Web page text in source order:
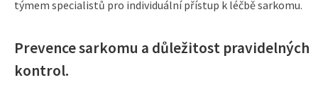
týmem specialistů pro individuální přístup k léčbě sarkomu.
Prevence sarkomu a důležitost pravidelných
kontrol.